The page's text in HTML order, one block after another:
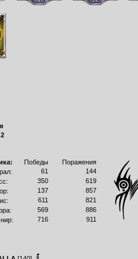
2
Победы
Поражения
61
144
350
619
137
857
611
821
569
886
716 911